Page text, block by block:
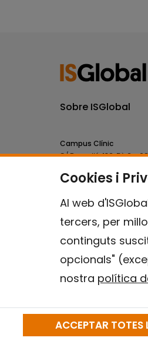
Cookies i
Al web
tercers, per
continguts
opcionals"
nostra política
ACCEPTAR TOTES
Sobre ISGlobal
Campus Clínic
C/ Rosselló, 132, 5è 2a.
Campus Mar